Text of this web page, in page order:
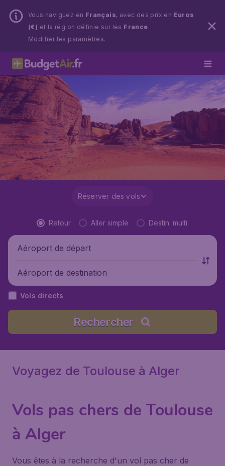
Vous naviguez en Français, avec des prix en Euros
(€) et la région définie sur les France.
Modifier les paramètres.
Réserver des vols
Retour Aller simple Destin. multi.
Aéroport de départ
Aéroport de destination
Vols directs
Rechercher
Voyagez de Toulouse à Alger
Vols pas chers de Toulouse
à Alger
Vous êtes à la recherche d'un vol pas cher de